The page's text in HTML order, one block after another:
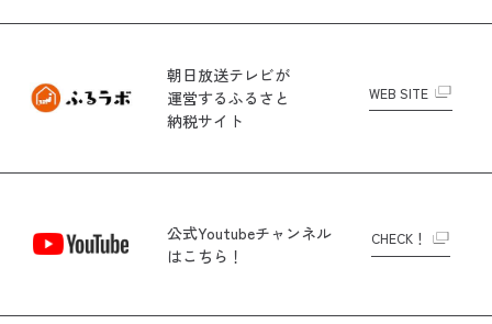
朝日放送テレビが
運営するふるさと
納税サイト
WEB SITE
公式Youtubeチャンネル
はこちら！
CHECK！